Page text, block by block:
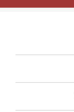
principal